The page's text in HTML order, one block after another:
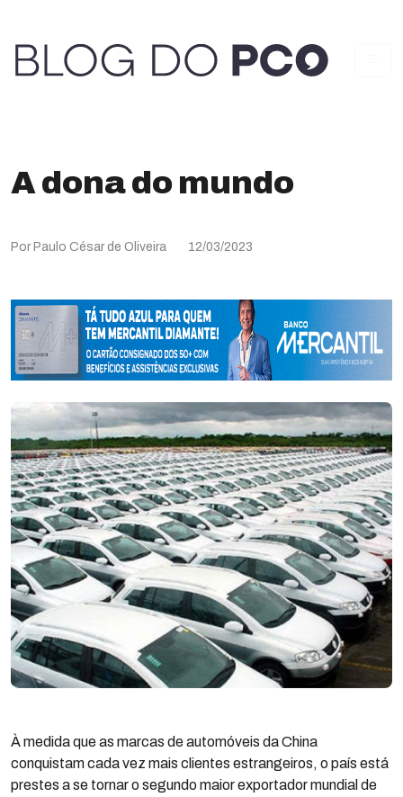
A dona do mundo
Por Paulo César de Oliveira 12/03/2023
À medida que as marcas de automóveis da China
conquistam cada vez mais clientes estrangeiros, o país está
prestes a se tornar o segundo maior exportador mundial de